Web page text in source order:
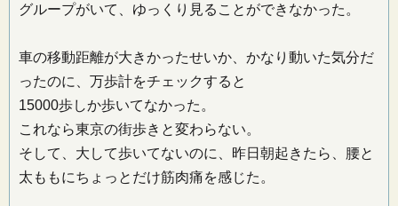
グループがいて、ゆっくり見ることができなかった。
車の移動距離が大きかったせいか、かなり動いた気分だ
ったのに、万歩計をチェックすると
15000歩しか歩いてなかった。
これなら東京の街歩きと変わらない。
そして、大して歩いてないのに、昨日朝起きたら、腰と
太ももにちょっとだけ筋肉痛を感じた。